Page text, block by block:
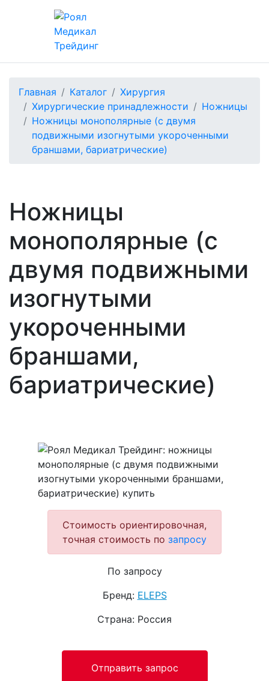
Главная Каталог
Хирургия
Хирургические принадлежности
Ножницы
Ножницы монополярные (с двумя
подвижными изогнутыми укороченными
браншами, бариатрические)
Ножницы
монополярные (с
двумя подвижными
изогнутыми
укороченными
браншами,
бариатрические)
Стоимость ориентировочная,
точная стоимость по запросу
По запросу
Бренд: ELEPS
Страна: Россия
Отправить запрос